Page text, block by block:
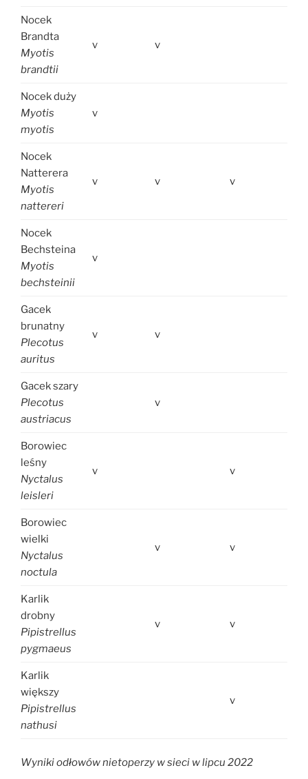
Nocek
Brandta
Myotis
brandtii
v v
Nocek duży
Myotis
myotis
v
Nocek
Natterera
Myotis
nattereri
v v v
Nocek
Bechsteina
Myotis
bechsteinii
v
Gacek
brunatny
Plecotus
auritus
v v
Gacek szary
Plecotus
austriacus
v
Borowiec
leśny
Nyctalus
leisleri
v v
Borowiec
wielki
Nyctalus
noctula
v v
Karlik
drobny
Pipistrellus
pygmaeus
v v
Karlik
większy
Pipistrellus
nathusi
v
Wyniki odłowów nietoperzy w sieci w lipcu 2022